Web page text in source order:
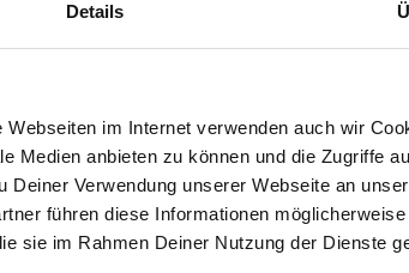
Details
Webseiten im Internet verwenden auch wir
Medien anbieten zu können und die Zugriffe
Verwendung unserer Webseite an
führen diese Informationen
sie im Rahmen Deiner Nutzung der Dienste
Ballerinas
Schnürschuhe